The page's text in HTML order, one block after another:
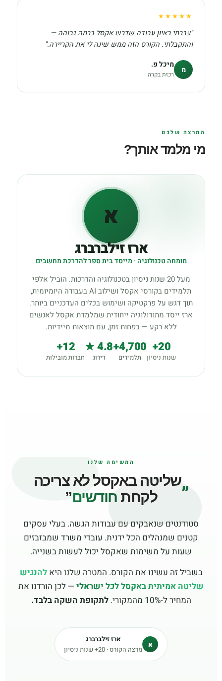
★★★★★
"עברתי ראיון עבודה שדרש אקסל ברמה גבוהה —
והתקבלתי. הקורס הזה ממש שינה לי את הקריירה."
מ מיכל פ.
רכזת בקרה
המרצה שלכם
מי מלמד אותך?
א
ארז זילברברג
מומחה טכנולוגיה · מייסד בית ספר להדרכת מחשבים
מעל 20 שנות ניסיון בטכנולוגיה והדרכות. הוביל אלפי
תלמידים בקורסי אקסל ושילוב AI בעבודה היומיומית,
תוך דגש על פרקטיקה ושימוש בכלים העדכניים ביותר.
ארז ייסד מתודולוגיה ייחודית שמלמדת אקסל לאנשים
ללא רקע — בפחות זמן, עם תוצאות מיידיות.
20+
שנות ניסיון
4,700+
תלמידים
4.8 ★
דירוג
12+
חברות מובילות
המשימה שלנו
„שליטה באקסל לא צריכה
לקחת חודשים”
סטודנטים שנאבקים עם עבודות הגשה. בעלי עסקים
קטנים שמנהלים הכל ידנית. עובדי משרד שמבזבזים
שעות על משימות שאקסל יכול לעשות בשנייה.
בשביל זה עשינו את הקורס. המטרה שלנו היאלהנגיש
שליטה אמיתית באקסל לכל ישראלי — לכן הורדנו את
המחיר ל-10% מהמקורי.
לתקופת השקה בלבד.
א
ארז זילברברג
מרצה הקורס · 20+ שנות ניסיון